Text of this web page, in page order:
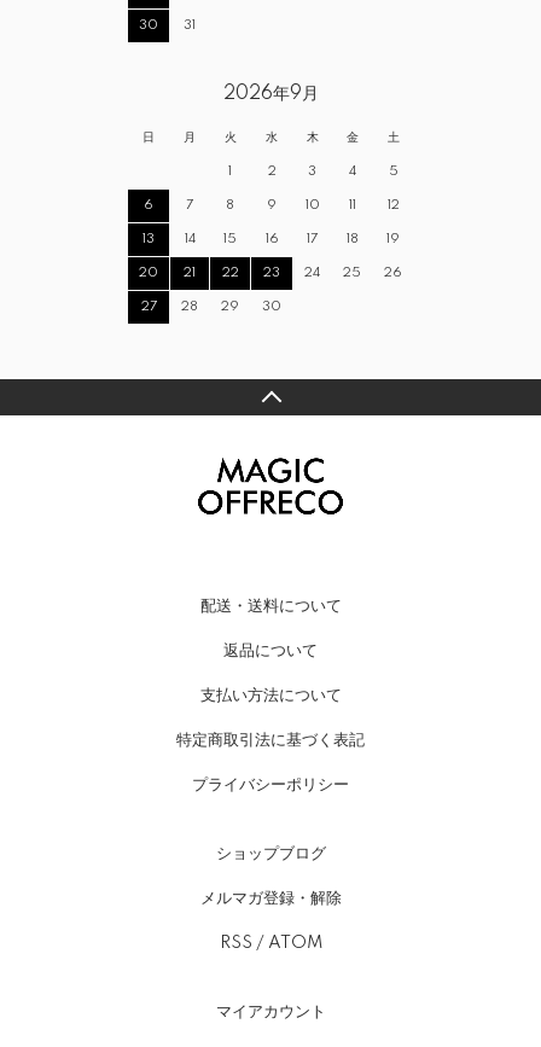
30 31
2026年9月
日 月 火 水 木 金 土
1 2 3 4 5
6 7 8 9 10 11 12
13 14 15 16 17 18 19
20 21 22 23 24 25 26
27 28 29 30
配送・送料について
返品について
支払い方法について
特定商取引法に基づく表記
プライバシーポリシー
ショップブログ
メルマガ登録・解除
RSS / ATOM
マイアカウント